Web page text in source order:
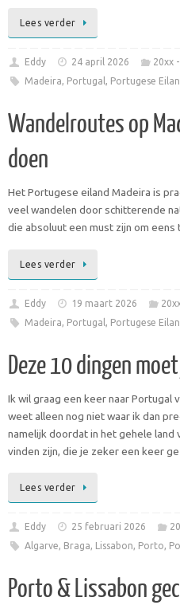
Lees verder
Eddy 24 april 2026
20xx
Madeira, Portugal , Portugese
Wandelroutes op
doen
Het Portugese eiland Madeira is
veel wandelen door schitterende
die absoluut een must zijn om
Lees verder
Eddy 19 maart 2026
Madeira, Portugal , Portugese
Deze 10 dingen
Ik wil graag een keer naar Portugal
weet alleen nog niet waar ik dan
namelijk doordat in het gehele
vinden zijn, die je zeker een keer
Lees verder
Eddy 25 februari 2026
Algarve, Braga, Lissabon, Porto,
Porto & Lissabon